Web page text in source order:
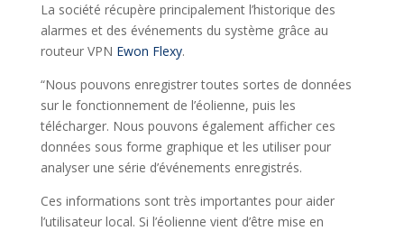
La société récupère principalement l’historique des
alarmes et des événements du système grâce au
routeur VPN Ewon Flexy.
“Nous pouvons enregistrer toutes sortes de données
sur le fonctionnement de l’éolienne, puis les
télécharger. Nous pouvons également afficher ces
données sous forme graphique et les utiliser pour
analyser une série d’événements enregistrés.
Ces informations sont très importantes pour aider
l’utilisateur local. Si l’éolienne vient d’être mise en